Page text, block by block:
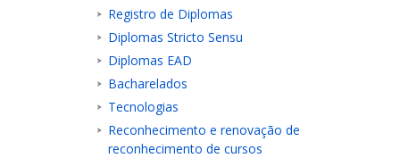
Registro de Diplomas
Diplomas Stricto Sensu
Diplomas EAD
Bacharelados
Tecnologias
Reconhecimento e renovação de
reconhecimento de cursos